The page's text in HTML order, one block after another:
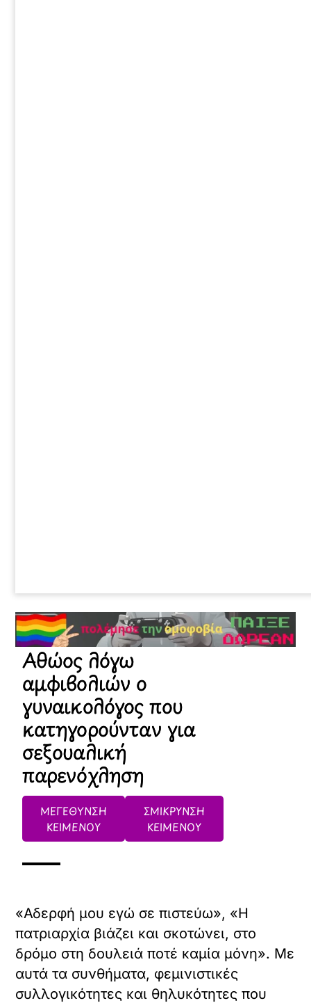
Αθώος λόγω
αμφιβολιών ο
γυναικολόγος που
κατηγορούνταν για
σεξουαλική
παρενόχληση
ΜΕΓΕΘΥΝΣΗ
ΚΕΙΜΕΝΟΥ
ΣΜΙΚΡΥΝΣΗ
ΚΕΙΜΕΝΟΥ
«Αδερφή μου εγώ σε πιστεύω», «Η
πατριαρχία βιάζει και σκοτώνει, στο
δρόμο στη δουλειά ποτέ καμία μόνη». Με
αυτά τα συνθήματα, φεμινιστικές
συλλογικότητες και θηλυκότητες που